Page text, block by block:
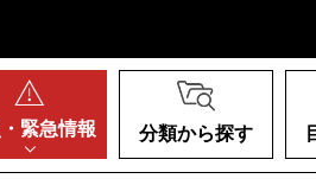
緊急情報 分類から探す